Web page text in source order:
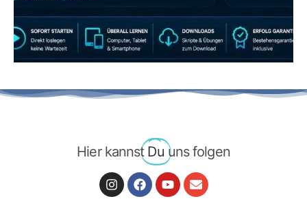
LERNEN
Hier kannst Du uns folgen